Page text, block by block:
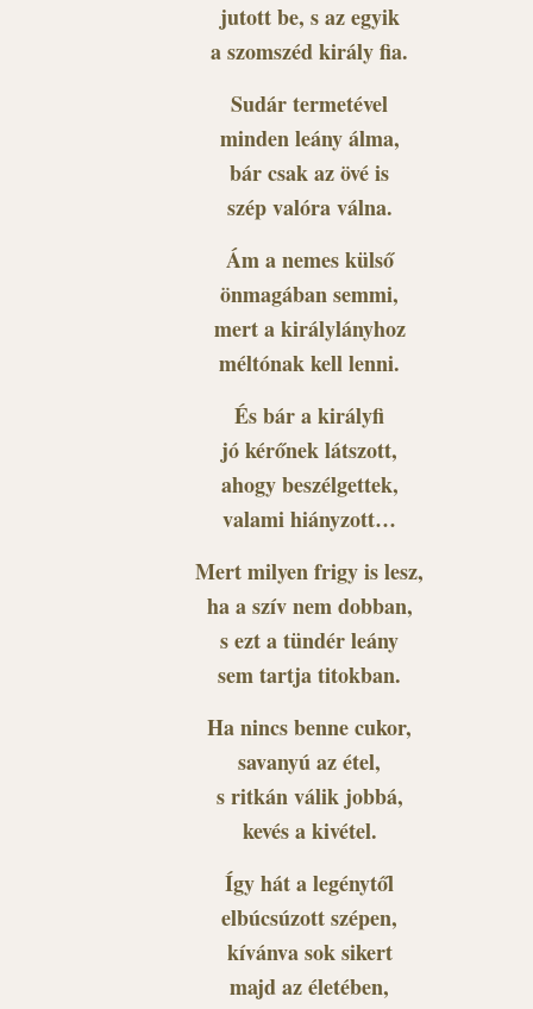
jutott be, s az egyik
a szomszéd király fia.
Sudár termetével
minden leány álma,
bár csak az övé is
szép valóra válna.
Ám a nemes külső
önmagában semmi,
mert a királylányhoz
méltónak kell lenni.
És bár a királyfi
jó kérőnek látszott,
ahogy beszélgettek,
valami hiányzott…
Mert milyen frigy is lesz,
ha a szív nem dobban,
s ezt a tündér leány
sem tartja titokban.
Ha nincs benne cukor,
savanyú az étel,
s ritkán válik jobbá,
kevés a kivétel.
Így hát a legénytől
elbúcsúzott szépen,
kívánva sok sikert
majd az életében,